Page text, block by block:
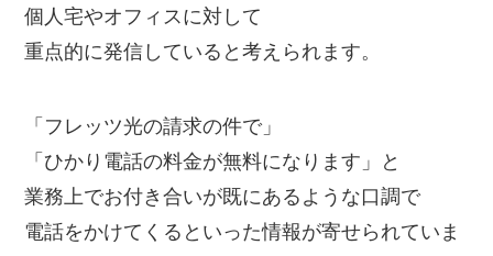
個人宅やオフィスに対して
重点的に発信していると考えられます。
「フレッツ光の請求の件で」
「ひかり電話の料金が無料になります」と
業務上でお付き合いが既にあるような口調で
電話をかけてくるといった情報が寄せられていま